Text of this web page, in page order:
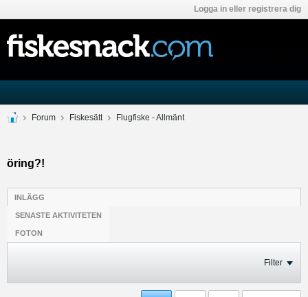
Logga in eller registrera dig
Forum Fiskesätt Flugfiske - Allmänt
öring?!
INLÄGG
SENASTE AKTIVITETEN
FOTON
Filter